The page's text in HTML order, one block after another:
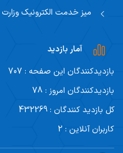
میز خدمت الکترونیک
آمار بازدید
بازدیدکنندگان این صفحه : 707
بازدیدکنندگان امروز : 78
کل بازدید کنندگان : 432269
کاربران آنلاین : 2